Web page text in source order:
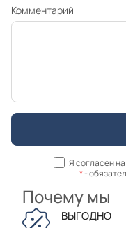
Комментарий
Я согласен
*-
Почему мы
ВЫГОДНО